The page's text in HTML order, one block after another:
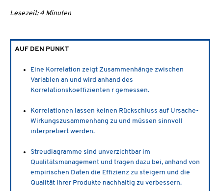
Lesezeit: 4 Minuten
AUF DEN PUNKT
Eine Korrelation zeigt Zusammenhänge zwischen
Variablen an und wird anhand des
Korrelationskoeffizienten r gemessen.
Korrelationen lassen keinen Rückschluss auf Ursache-
Wirkungszusammenhang zu und müssen sinnvoll
interpretiert werden.
Streudiagramme sind unverzichtbar im
Qualitätsmanagement und tragen dazu bei, anhand von
empirischen Daten die Effizienz zu steigern und die
Qualität Ihrer Produkte nachhaltig zu verbessern.